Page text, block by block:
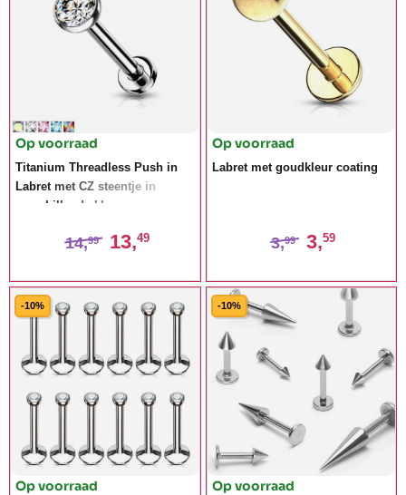
Op voorraad
Titanium Threadless Push in
Labret met CZ steentje in
verschillende kleuren
14,99 13,49
Op voorraad
Labret met goudkleur coating
3,99 3,59
-10%
Op voorraad
-10%
Op voorraad